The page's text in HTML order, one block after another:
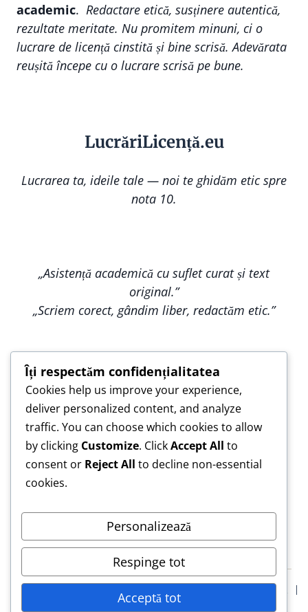
academic. Redactare etică, susținere autentică,
rezultate meritate. Nu promitem minuni, ci o
lucrare de licență cinstită și bine scrisă. Adevărata
reușită începe cu o lucrare scrisă pe bune.
LucrăriLicență.eu
Lucrarea ta, ideile tale — noi te ghidăm etic spre
nota 10.
„Asistență academică cu suflet curat și text
original.”
„Scriem corect, gândim liber, redactăm etic.”
„Construim împreună, nu copiem — pentru o
lucrare care te reprezintă.”
„Asistență de încredere pentru lucrări scrise cu
responsabilitate.”
Blog
Declarație Etică
Solicită Asistență Etică Lucrare de Licență
Îți respectăm confidențialitatea
Cookies help us improve your experience,
deliver personalized content, and analyze
traffic. You can choose which cookies to allow
by clicking Customize. ClickAccept All to
consent or Reject All to decline non-essential
cookies.
Personalizează
Respinge tot
Acceptă tot